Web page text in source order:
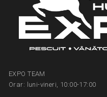
EXPO TEAM
Orar: luni-vineri, 10:00-17:00